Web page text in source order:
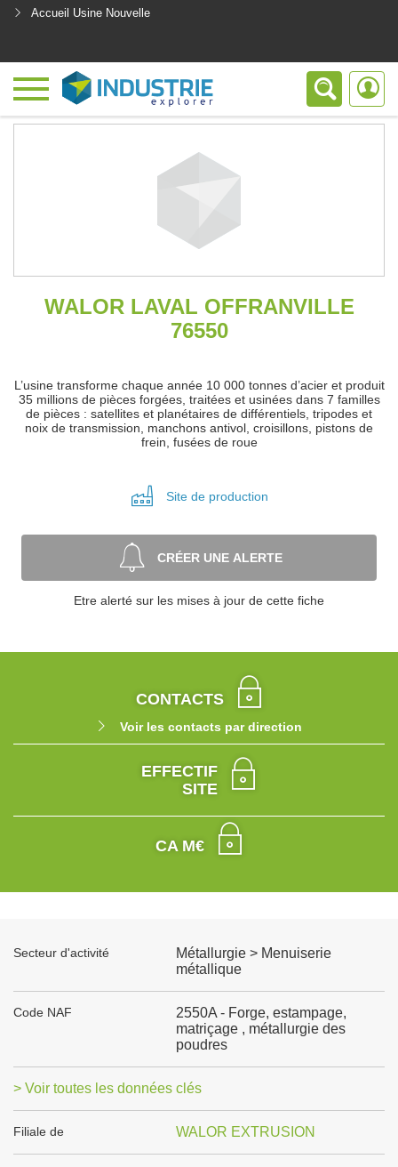
Accueil Usine Nouvelle
WALOR LAVAL OFFRANVILLE
76550
L’usine transforme chaque année 10 000 tonnes d’acier et produit
35 millions de pièces forgées, traitées et usinées dans 7 familles
de pièces : satellites et planétaires de différentiels, tripodes et
noix de transmission, manchons antivol, croisillons, pistons de
frein, fusées de roue
Site de production
CRÉER UNE ALERTE
Etre alerté sur les mises à jour de cette fiche
CONTACTS
Voir les contacts par direction
EFFECTIF
SITE
CA M€
Secteur d'activité
Métallurgie > Menuiserie
métallique
Code NAF
2550A - Forge, estampage,
matriçage , métallurgie des
poudres
> Voir toutes les données clés
Filiale de WALOR EXTRUSION